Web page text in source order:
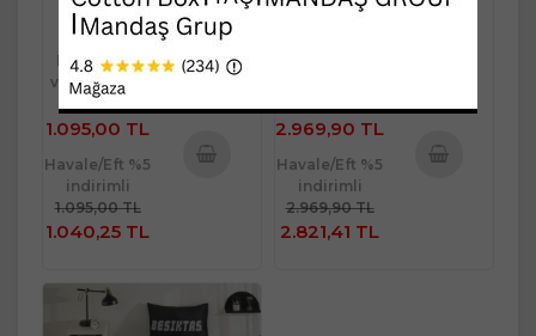
Kredi Kartı
veya Kapıda
Ödeme
1.095,00 TL
Havale/Eft %5
indirimli
1.095,00 TL
1.040,25 TL
2.969,90 TL
Havale/Eft %5
indirimli
2.969,90 TL
2.821,41 TL